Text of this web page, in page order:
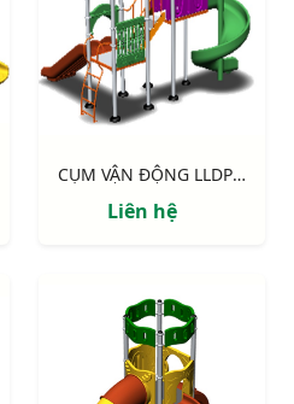
CỤM VẬN ĐỘNG LLDPE NIK133070L
Liên hệ